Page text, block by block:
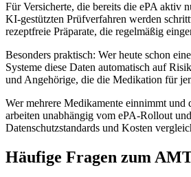
Für Versicherte, die bereits die ePA aktiv
KI-gestützten Prüfverfahren werden
rezeptfreie Präparate, die regelmäßig
Besonders praktisch: Wer heute schon
Systeme diese Daten automatisch auf
und Angehörige, die die Medikation für
Wer mehrere Medikamente einnimmt
arbeiten unabhängig vom ePA-Rollout
Datenschutzstandards und Kosten
Häufige Fragen zum